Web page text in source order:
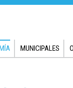
MUNICIPALES